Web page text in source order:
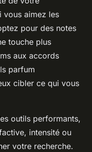
vous aimez les
pour des notes
touche plus
aux accords
parfum
cibler ce qui vous
outils performants,
intensité ou
votre recherche.